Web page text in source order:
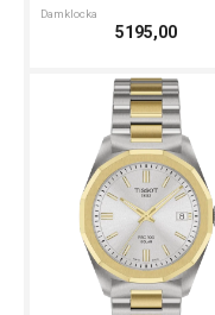
Damklocka
5195,00